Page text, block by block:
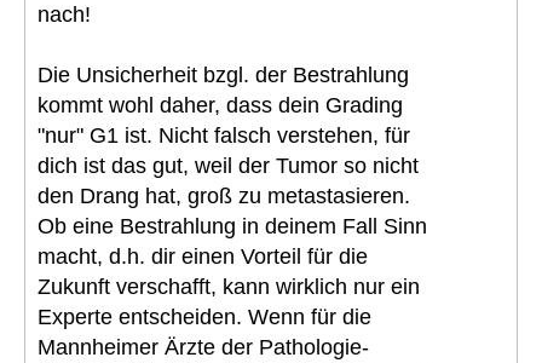
nach!
Die Unsicherheit bzgl. der Bestrahlung
kommt wohl daher, dass dein Grading
"nur" G1 ist. Nicht falsch verstehen, für
dich ist das gut, weil der Tumor so nicht
den Drang hat, groß zu metastasieren.
Ob eine Bestrahlung in deinem Fall Sinn
macht, d.h. dir einen Vorteil für die
Zukunft verschafft, kann wirklich nur ein
Experte entscheiden. Wenn für die
Mannheimer Ärzte der Pathologie-